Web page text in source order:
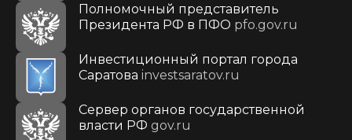
Полномочный представитель
Президента РФ в ПФО pfo.gov.ru
Инвестиционный портал города
Саратова investsaratov.ru
Сервер органов государственной
власти РФ gov.ru